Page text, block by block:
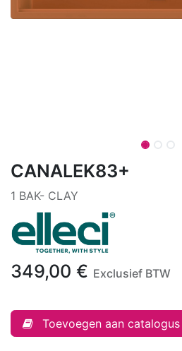
CANALEK83+
1 BAK- CLAY
349,00 € Exclusief BTW
Toevoegen aan catalogus